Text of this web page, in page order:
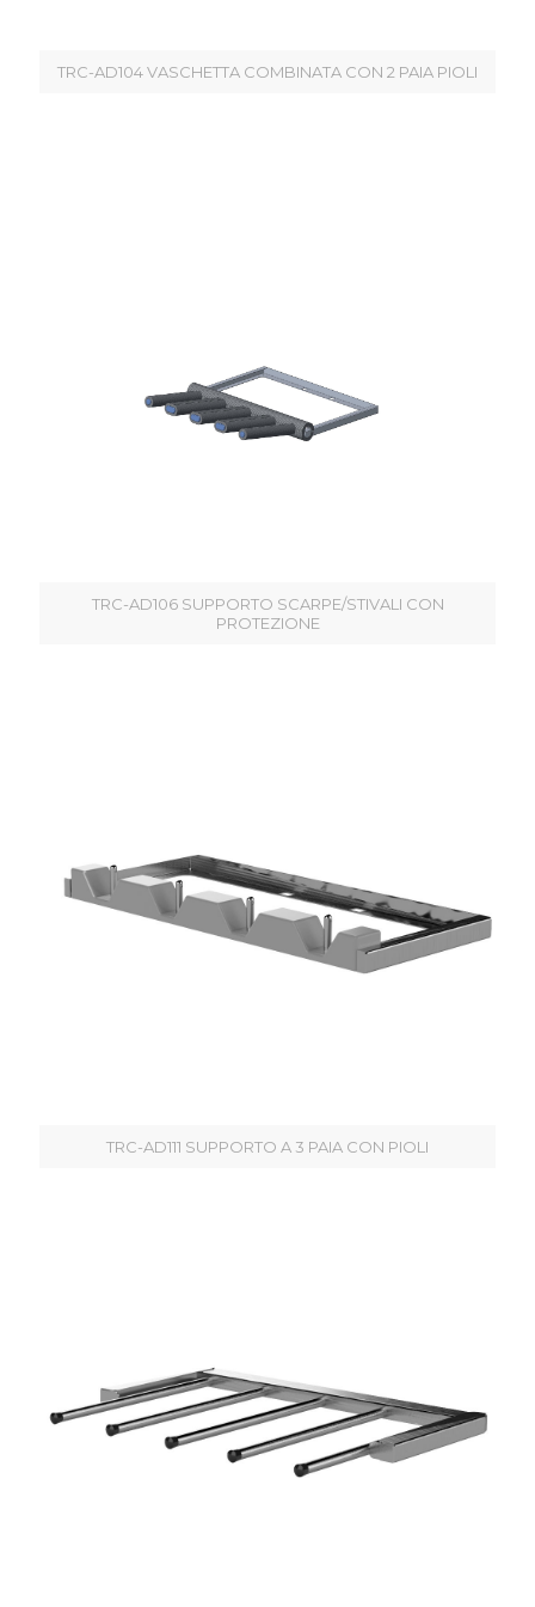
TRC-AD104 VASCHETTA COMBINATA CON 2 PAIA PIOLI
TRC-AD106 SUPPORTO SCARPE/STIVALI CON
PROTEZIONE
TRC-AD111 SUPPORTO A 3 PAIA CON PIOLI